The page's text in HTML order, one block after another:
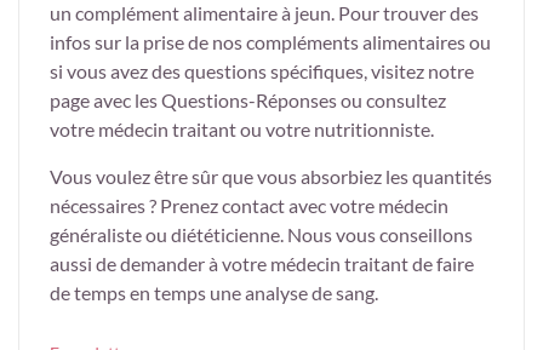
un complément alimentaire à jeun. Pour trouver des
infos sur la prise de nos compléments alimentaires ou
si vous avez des questions spécifiques, visitez notre
page avec les Questions-Réponses ou consultez
votre médecin traitant ou votre nutritionniste.
Vous voulez être sûr que vous absorbiez les quantités
nécessaires ? Prenez contact avec votre médecin
généraliste ou diététicienne. Nous vous conseillons
aussi de demander à votre médecin traitant de faire
de temps en temps une analyse de sang.